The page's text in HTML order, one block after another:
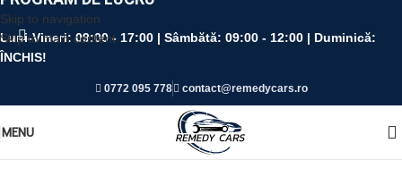
Skip to navigation
Skip to main content
Luni-Vineri: 09:00 - 17:00 | Sâmbătă: 09:00 - 12:00 | Duminică:
ÎNCHIS!
0772 095 778 contact@remedycars.ro
MENU